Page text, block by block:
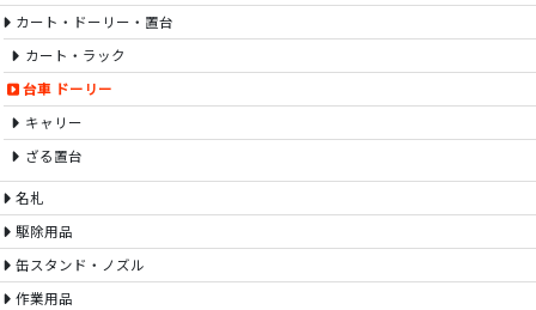
カート・ドーリー・置台
カート・ラック
台車 ドーリー
キャリー
ざる置台
名札
駆除用品
缶スタンド・ノズル
作業用品